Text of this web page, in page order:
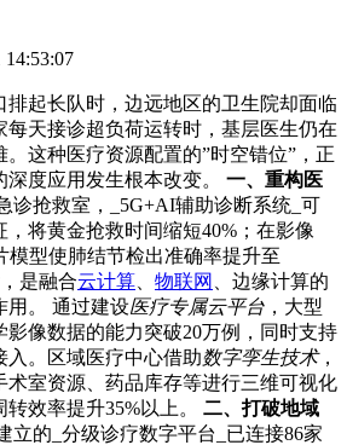
排起长队时，边远地区的卫生院却面临
每天接诊超负荷运转时，基层医生仍在
这种医疗资源配置的”时空错位”，正
度应用发生根本改变。 一、重构医
诊抢救室，_5G+AI辅助诊断系统_可
将黄金抢救时间缩短40%；在影像
模型使肺结节检出准确率提升至
是融合云计算 物联网
、边缘计算的
用。 通过建设医疗专属云平台 ，大型
影像数据的能力突破20万例，同时支持
入。区域医疗中心借助数字孪生技术，
术室资源、药品库存等进行三维可视化
效率提升35%以上。 二、打破地域
立的_分级诊疗数字平台_已连接86家